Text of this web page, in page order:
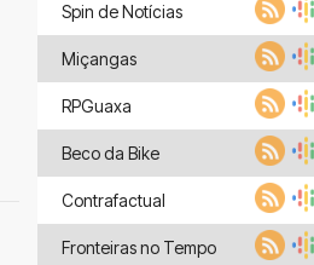
Spin de Notícias
Miçangas
RPGuaxa
Beco da Bike
Contrafactual
Fronteiras no Tempo